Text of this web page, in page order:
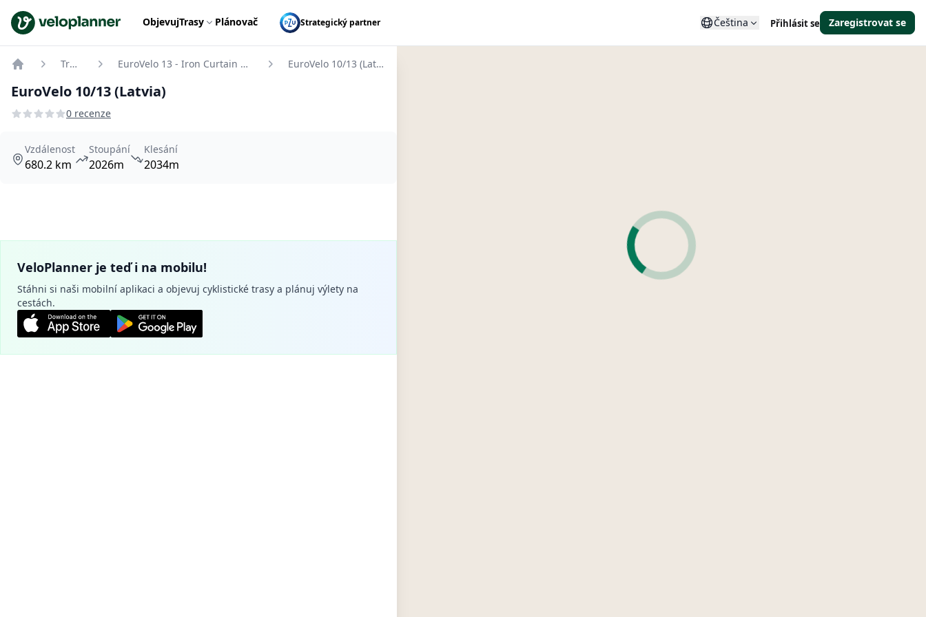
VeloPlanner ObjevujTrasy Plánovač Strategický partner Čeština Přihlásit se Zaregistrovat se
Trasy EuroVelo 13 - Iron Curtain Trail EuroVelo 10/13 (Latvia)
EuroVelo 10/13 (Latvia)
0 recenze
Vzdálenost
680.2 km
Stoupání
2026m
Klesání
2034m
VeloPlanner je teď i na mobilu!
Stáhni si naši mobilní aplikaci a objevuj cyklistické trasy a plánuj výlety na
cestách.